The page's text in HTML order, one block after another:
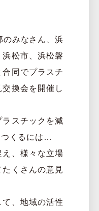
のみなさん、浜
松市、浜松磐
同でプラスチ
換会を開催し
ラスチックを減
くるには…
、様々な立場
くさんの意見
、地域の活性